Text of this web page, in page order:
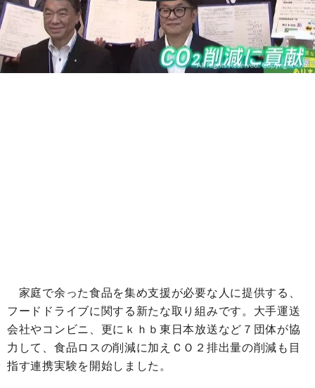
家庭で余った食品を集め支援が必要な人に提供する、
フードドライブに関する新たな取り組みです。大手運送
会社やコンビニ、更にｋｈｂ東日本放送など７団体が協
力して、食品ロスの削減に加えＣＯ２排出量の削減も目
指す連携実験を開始しました。